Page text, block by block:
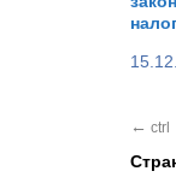
← ctrl